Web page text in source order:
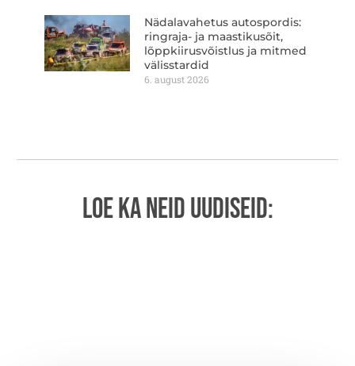
Nädalavahetus autospordis:
ringraja- ja maastikusõit,
lõppkiirusvõistlus ja mitmed
välisstardid
6. august 2026
LOE KA NEID UUDISEID: